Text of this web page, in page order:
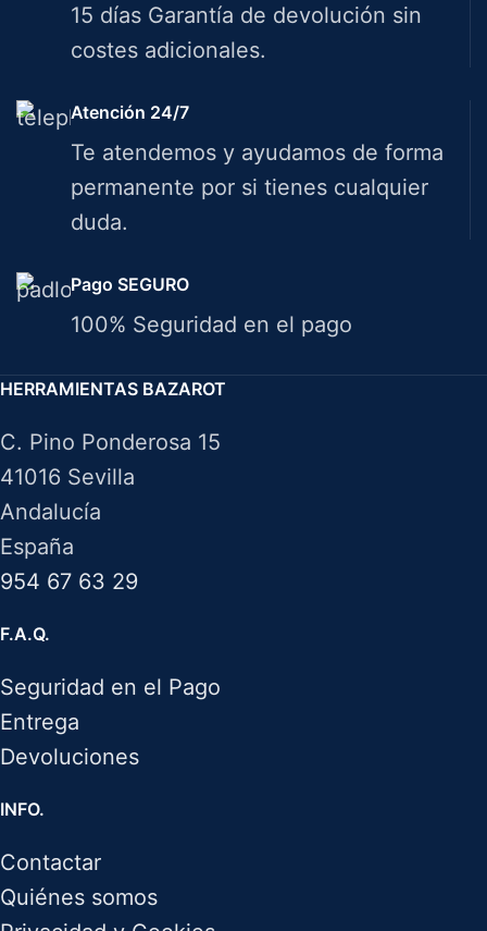
15 días Garantía de devolución sin
costes adicionales.
Atención 24/7
Te atendemos y ayudamos de forma
permanente por si tienes cualquier
duda.
Pago SEGURO
100% Seguridad en el pago
HERRAMIENTAS BAZAROT
C. Pino Ponderosa 15
41016 Sevilla
Andalucía
España
954 67 63 29
F.A.Q.
Seguridad en el Pago
Entrega
Devoluciones
INFO.
Contactar
Quiénes somos